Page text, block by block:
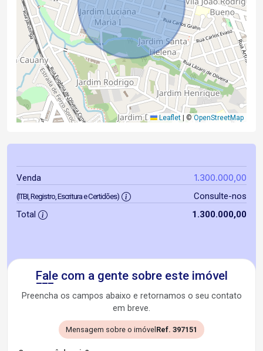
Leaflet ©OpenStreetMap
Venda 1.300.000,00
(ITBI, Registro, Escritura e Certidões)
Consulte-nos
Total
1.300.000,00
Fale com a gente sobre este imóvel
Preencha os campos abaixo e retornamos o seu contato
em breve.
Mensagem sobre o imóvel Ref. 397151